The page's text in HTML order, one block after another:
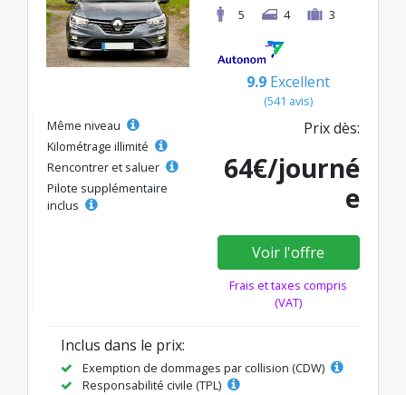
5
4 3
9.9 Excellent
(541 avis)
Même niveau
Kilométrage illimité
Rencontrer et saluer
Pilote supplémentaire
inclus
Prix dès:
64€/journé
e
Voir l'offre
Frais et taxes compris
(VAT)
Inclus dans le prix:
Exemption de dommages par collision (CDW)
Responsabilité civile (TPL)